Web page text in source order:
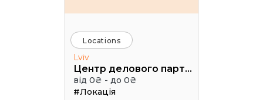
Locations
Lviv
Центр делового партнерства
від 0₴ - до 0₴
#Локація